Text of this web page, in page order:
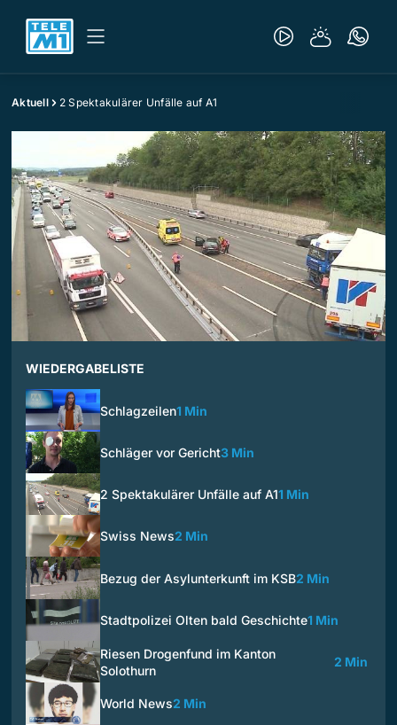
Aktuell 2 Spektakulärer Unfälle auf A1
WIEDERGABELISTE
Schlagzeilen1 Min
Schläger vor Gericht3 Min
2 Spektakulärer Unfälle auf A11 Min
Swiss News2 Min
Bezug der Asylunterkunft im KSB2 Min
Stadtpolizei Olten bald Geschichte1 Min
Riesen Drogenfund im Kanton
Solothurn
2 Min
World News2 Min